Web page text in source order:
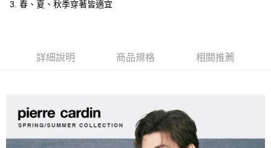
全家取貨付款
每筆NT$60，滿NT$1,200(含以上)免運費
付款後萊爾富取貨
每筆NT$60，滿NT$1,200(含以上)免運費
3. 春、夏、秋季穿著皆適宜
詳細說明 商品規格 相關推薦